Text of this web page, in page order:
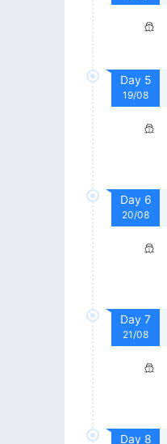
Day 5
19/08
Day 6
20/08
Day 7
21/08
Day 8